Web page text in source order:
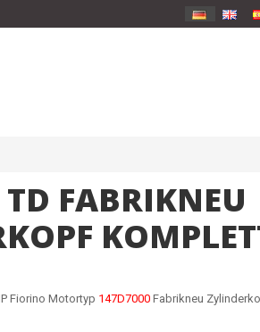
FABRIKNEU
Fiorino Motortyp 147D7000 Fabrikneu